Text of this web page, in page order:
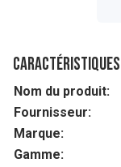
Caractéristiques
Nom du produit:
Fournisseur:
Marque:
Gamme: